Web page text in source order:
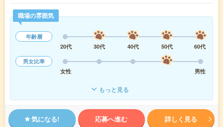
職場の雰囲気
年齢層
20代
30代 40代 50代
60代
男女比率
女性
男性
もっと見る
気になる! 応募へ進む 詳しく見る